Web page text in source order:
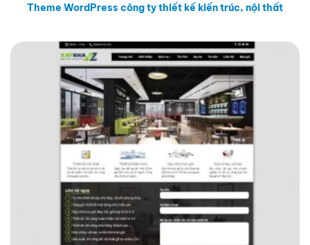
Theme WordPress công ty thiết kế kiến trúc, nội thất